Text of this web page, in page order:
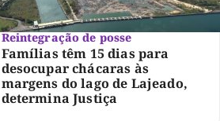
Reintegração de posse
Famílias têm 15 dias para
desocupar chácaras às
margens do lago de Lajeado,
determina Justiça